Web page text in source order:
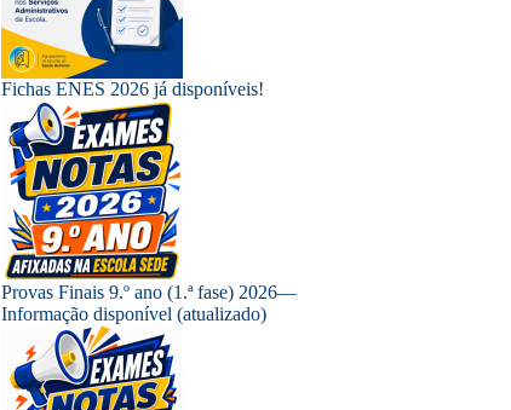
Fichas ENES 2026 já disponíveis!
Provas Finais 9.º ano (1.ª fase) 2026—
Informação disponível (atualizado)